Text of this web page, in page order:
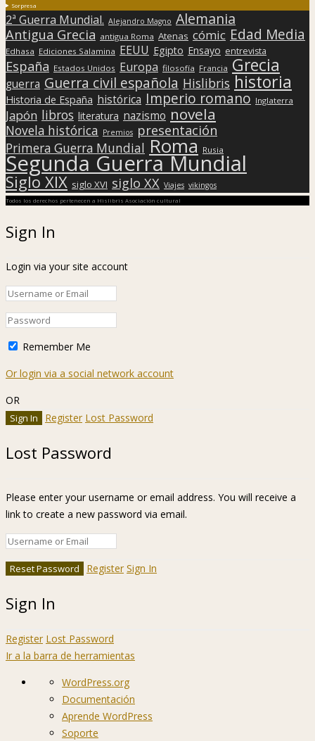
Sorpresa
2ª Guerra Mundial. Alejandro Magno Alemania
Antigua Grecia antigua Roma Atenas cómic Edad Media
Edhasa Ediciones Salamina EEUU Egipto Ensayo entrevista
España Estados Unidos Europa filosofía Francia Grecia
guerra Guerra civil española Hislibris historia
Historia de España histórica Imperio romano Inglaterra
Japón libros literatura nazismo novela
Novela histórica Premios presentación
Primera Guerra Mundial Roma Rusia
Segunda Guerra Mundial
Siglo XIX siglo XVI siglo XX Viajes vikingos
Todos los derechos pertenecen a Hislibris Asociación cultural
Sign In
Login via your site account
Remember Me
Or login via a social network account
OR
Register Lost Password
Lost Password
Please enter your username or email address. You will receive a
link to create a new password via email.
Register Sign In
Sign In
Register Lost Password
Ir a la barra de herramientas
Acerca
WordPress
WordPress.org
Documentación
Aprende WordPress
Soporte